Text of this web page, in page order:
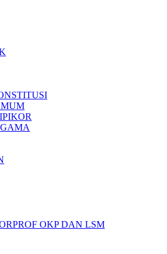
OKP DAN LSM